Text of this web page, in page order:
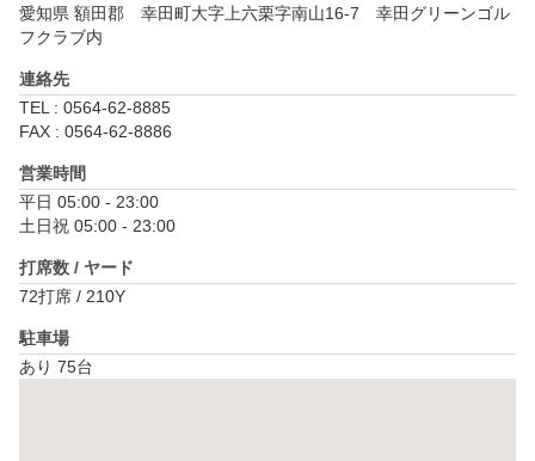
愛知県 額田郡　幸田町大字上六栗字南山16-7　幸田グリーンゴル
フクラブ内
連絡先
TEL : 0564-62-8885
FAX : 0564-62-8886
営業時間
平日 05:00 - 23:00
土日祝 05:00 - 23:00
打席数 / ヤード
72打席 / 210Y
駐車場
あり 75台